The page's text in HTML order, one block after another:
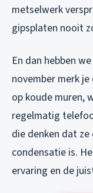
metselwerk
gipsplaten nooit
En dan hebben
november merk
op koude muren,
regelmatig
die denken dat
condensatie is.
ervaring en de